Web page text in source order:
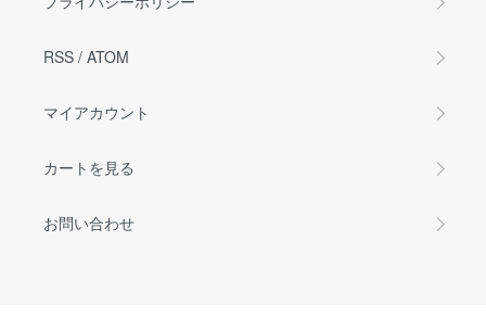
RSS / ATOM
マイアカウント
カートを見る
お問い合わせ